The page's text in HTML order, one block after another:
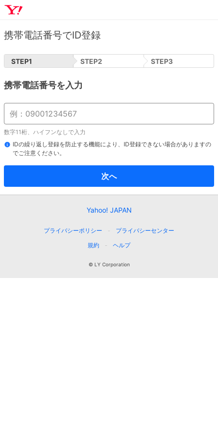
携帯電話番号でID登録
STEP1 STEP2 STEP3
携帯電話番号を入力
数字11桁、ハイフンなしで入力
IDの繰り返し登録を防止する機能により、ID登録できない場合がありますの
でご注意ください。
次へ
Yahoo! JAPAN
プライバシーポリシー
プライバシーセンター
規約
ヘルプ
© LY Corporation